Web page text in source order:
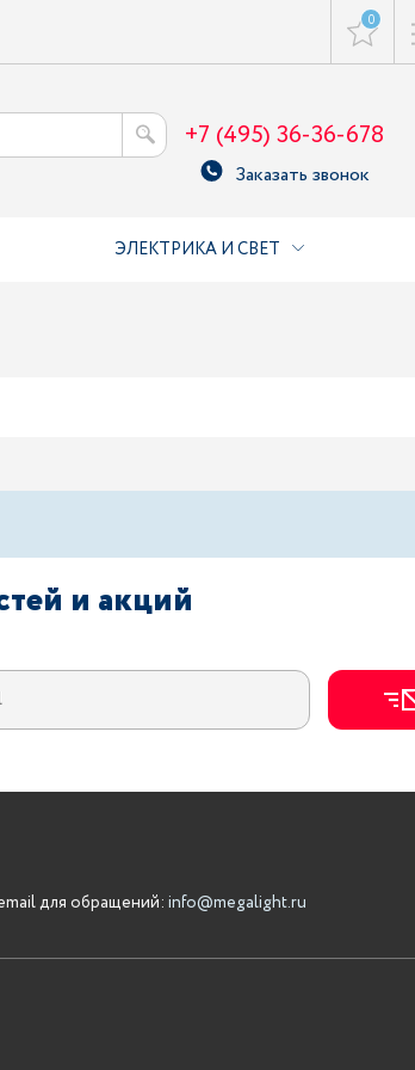
0
+7 (495) 36-36-678
Заказать звонок
ЭЛЕКТРИКА И СВЕТ
и акций
для обращений: info@megalight.ru